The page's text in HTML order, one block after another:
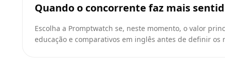
Quando o concorrente faz mais
Escolha a Promptwatch se, neste momento, o valor
educação e comparativos em inglês antes de definir os